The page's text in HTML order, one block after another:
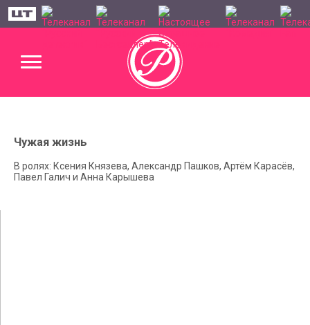
Чужая жизнь
В ролях: Ксения Князева, Александр Пашков, Артём Карасёв,
Павел Галич и Анна Карышева